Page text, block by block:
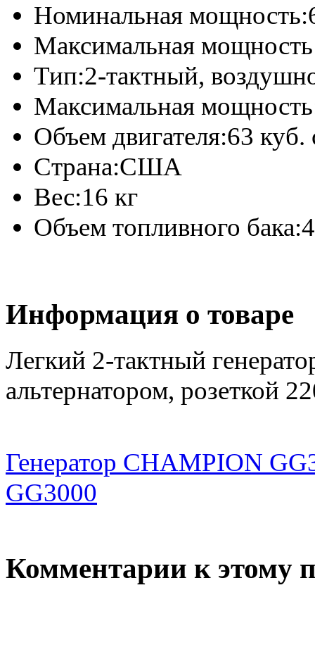
Номинальная мощность:
Максимальная мощность
Тип:2-тактный,
Максимальная
Объем двигателя:63 куб.
Страна:США
Вес:16 кг
Объем топливного бака:
Информация о товаре
Легкий 2-тактный
альтернатором, розеткой
Генератор CHAMPION
GG3000
Комментарии к этому